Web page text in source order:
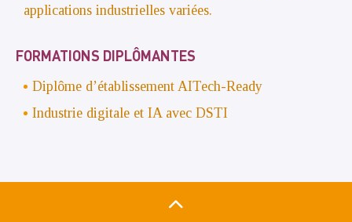
applications industrielles variées.
FORMATIONS DIPLÔMANTES
Diplôme d’établissement AITech-Ready
Industrie digitale et IA avec DSTI